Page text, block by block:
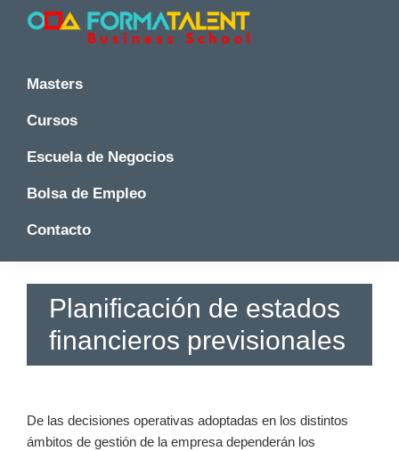
Saltar
Saltar
Saltar
principal
y
Master
en
Madrid
Formatalent
y
en
-
Formatalent
Masters
Cursos
Escuela de Negocios
Bolsa de Empleo
Contacto
Planificación de estados
financieros previsionales
De las decisiones operativas adoptadas en los distintos
ámbitos de gestión de la empresa dependerán los